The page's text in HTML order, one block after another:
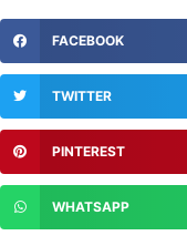
FACEBOOK
TWITTER
PINTEREST
WHATSAPP